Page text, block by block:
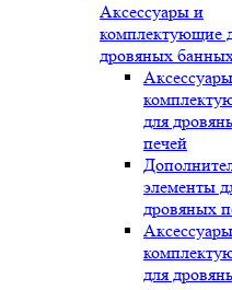
Аксессуары и
комплектующие
дровяных
для
печей
элементы
дровяных
для